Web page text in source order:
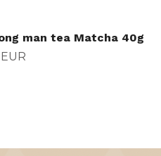
man tea Matcha 40g